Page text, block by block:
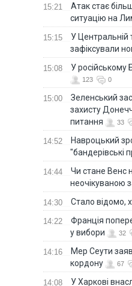
15:21
Атак стає
ситуацію на
15:15
У Центральній
зафіксували
15:08 У російському
123 0
15:00
Зеленський
захисту
питання
33
14:52
Навроцький
"бандерівські
14:44
Чи стане Венс
неочікуваною
14:30 Стало відомо,
14:22
Франція
у вибори
32
14:16
Мер Сеути
кордону
67
14:08 У Харкові